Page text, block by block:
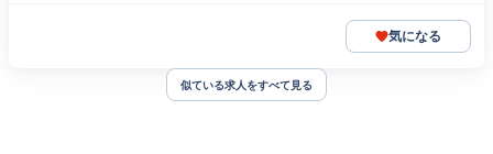
気になる
似ている求人をすべて見る